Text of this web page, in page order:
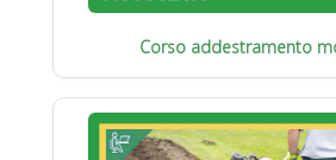
Corso addestramento